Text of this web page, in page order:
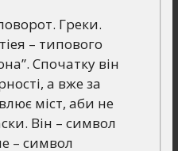
Греки.
– типового
Спочатку він
а вже за
міст, аби не
Він – символ
– символ